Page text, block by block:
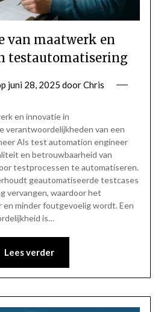
van maatwerk en
testautomatisering
juni 28, 2025 doorChris
en innovatie in
verantwoordelijkheden van een
Als test automation engineer
en betrouwbaarheid van
testprocessen te automatiseren.
geautomatiseerde testcases
vervangen, waardoor het
minder foutgevoelig wordt. Een
is…
Lees verder